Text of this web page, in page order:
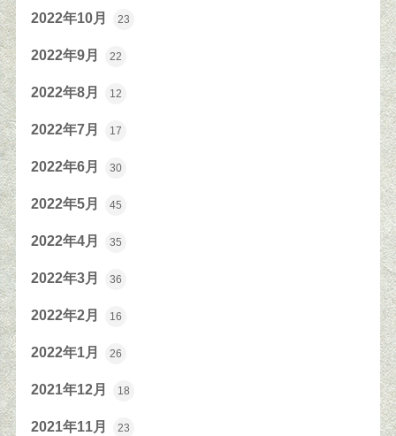
2022年10月 23
2022年9月 22
2022年8月 12
2022年7月 17
2022年6月 30
2022年5月 45
2022年4月 35
2022年3月 36
2022年2月 16
2022年1月 26
2021年12月 18
2021年11月 23